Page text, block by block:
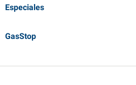
Especiales
GasStop